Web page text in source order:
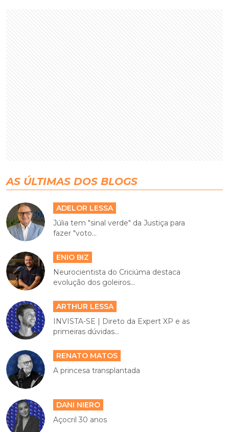
AS ÚLTIMAS DOS BLOGS
ADELOR LESSA
Júlia tem "sinal verde" da Justiça para
fazer "voto...
ENIO BIZ
Neurocientista do Criciúma destaca
evolução dos goleiros...
ARTHUR LESSA
INVISTA-SE | Direto da Expert XP e as
primeiras dúvidas...
RENATO MATOS
A princesa transplantada
DANI NIERO
Açocril 30 anos